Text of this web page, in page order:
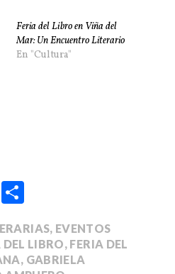
Feria del Libro en Viña del
Mar: Un Encuentro Literario
En "Cultura"
Li
m
pa
, EVENTOS
DEL LIBRO, FERIA DEL
, GABRIELA